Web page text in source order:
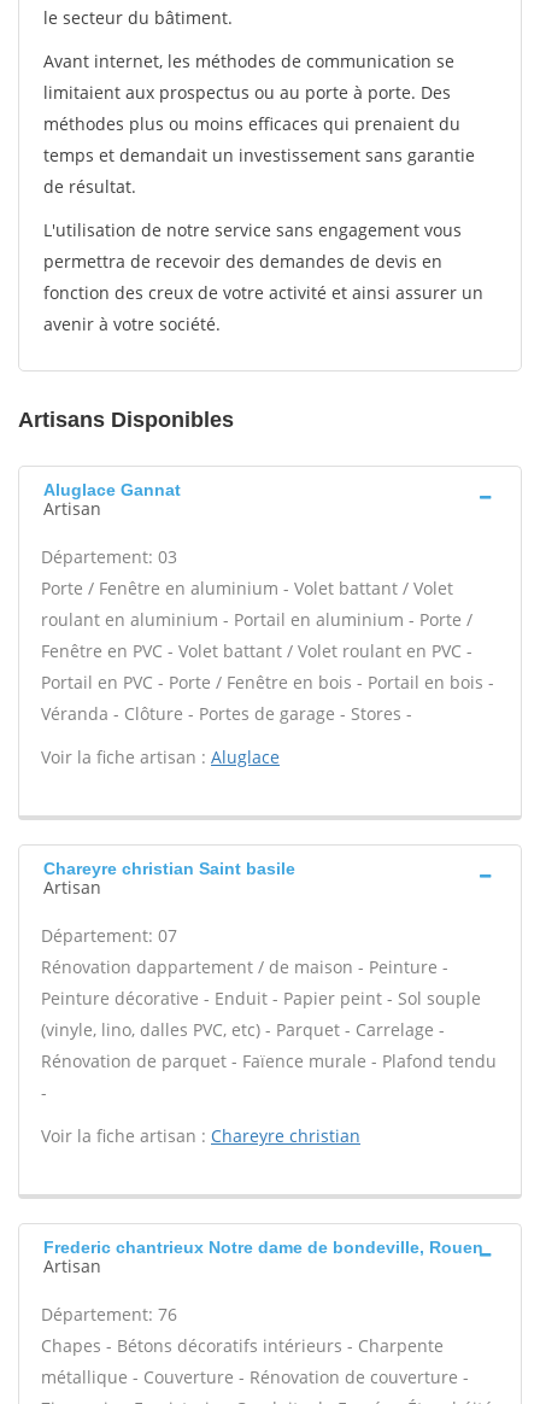
le secteur du bâtiment.
Avant internet, les méthodes de communication se
limitaient aux prospectus ou au porte à porte. Des
méthodes plus ou moins efficaces qui prenaient du
temps et demandait un investissement sans garantie
de résultat.
L'utilisation de notre service sans engagement vous
permettra de recevoir des demandes de devis en
fonction des creux de votre activité et ainsi assurer un
avenir à votre société.
Artisans Disponibles
Aluglace Gannat
Artisan
Département: 03
Porte / Fenêtre en aluminium - Volet battant / Volet
roulant en aluminium - Portail en aluminium - Porte /
Fenêtre en PVC - Volet battant / Volet roulant en PVC -
Portail en PVC - Porte / Fenêtre en bois - Portail en bois -
Véranda - Clôture - Portes de garage - Stores -
Voir la fiche artisan : Aluglace
Chareyre christian Saint basile
Artisan
Département: 07
Rénovation dappartement / de maison - Peinture -
Peinture décorative - Enduit - Papier peint - Sol souple
(vinyle, lino, dalles PVC, etc) - Parquet - Carrelage -
Rénovation de parquet - Faïence murale - Plafond tendu
-
Voir la fiche artisan : Chareyre christian
Frederic chantrieux Notre dame de bondeville, Rouen
Artisan
Département: 76
Chapes - Bétons décoratifs intérieurs - Charpente
métallique - Couverture - Rénovation de couverture -